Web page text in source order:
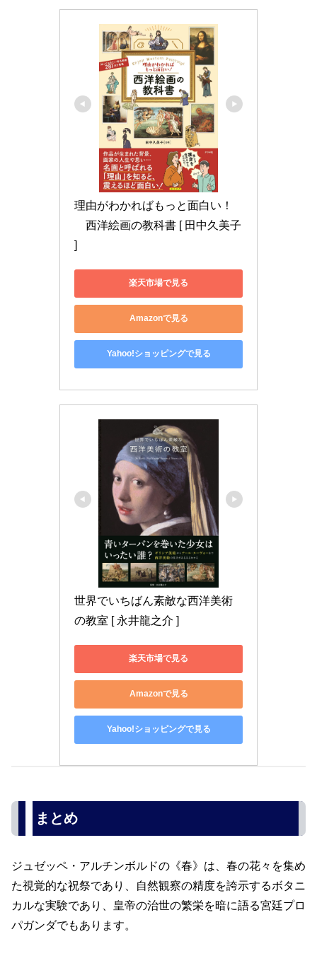
理由がわかればもっと面白い！
西洋絵画の教科書 [ 田中久美子
]
楽天市場で見る
Amazonで見る
Yahoo!ショッピングで見る
世界でいちばん素敵な西洋美術
の教室 [ 永井龍之介 ]
楽天市場で見る
Amazonで見る
Yahoo!ショッピングで見る
まとめ
ジュゼッペ・アルチンボルドの《春》は、春の花々を集め
た視覚的な祝祭であり、自然観察の精度を誇示するボタニ
カルな実験であり、皇帝の治世の繁栄を暗に語る宮廷プロ
パガンダでもあります。